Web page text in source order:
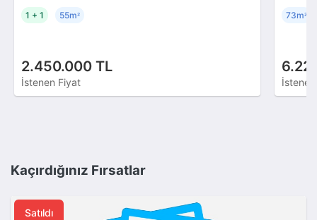
2.450.000 TL
İstenen Fiyat
1 + 1 55m² 73m²
Kaçırdığınız Fırsatlar
Satıldı